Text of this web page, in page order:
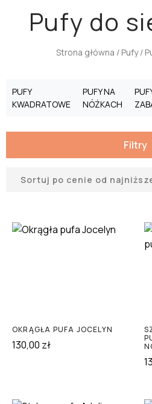
Pufy do
Strona główna / Pufy/
PUFY
KWADRATOWE
PUFY NA
NÓŻKACH
Filtry
OKRĄGŁA PUFA JOCELYN
130,00 zł